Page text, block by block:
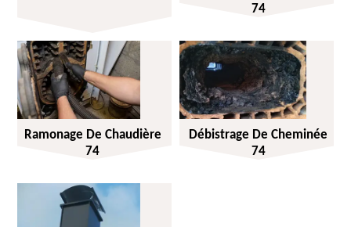
74
Ramonage De Chaudière
74
Débistrage De Cheminée
74